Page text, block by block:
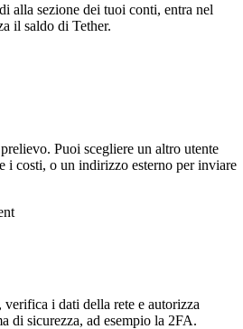
alla sezione dei tuoi conti, entra nel
il saldo di Tether.
Puoi scegliere un altro utente
i costi, o un indirizzo esterno per inviare
i dati della rete e autorizza
di sicurezza, ad esempio la 2FA.